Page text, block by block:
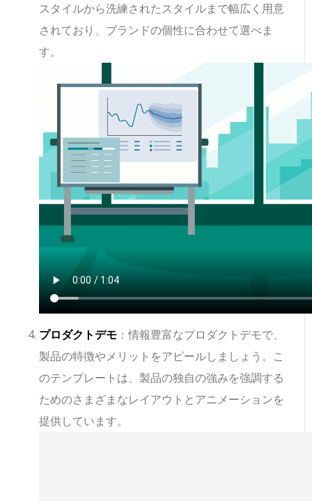
スタイルから洗練されたスタイルまで幅広く用意
されており、ブランドの個性に合わせて選べま
す。
プロダクトデモ ：情報豊富なプロダクトデモで、
製品の特徴やメリットをアピールしましょう。こ
のテンプレートは、製品の独自の強みを強調する
ためのさまざまなレイアウトとアニメーションを
提供しています。